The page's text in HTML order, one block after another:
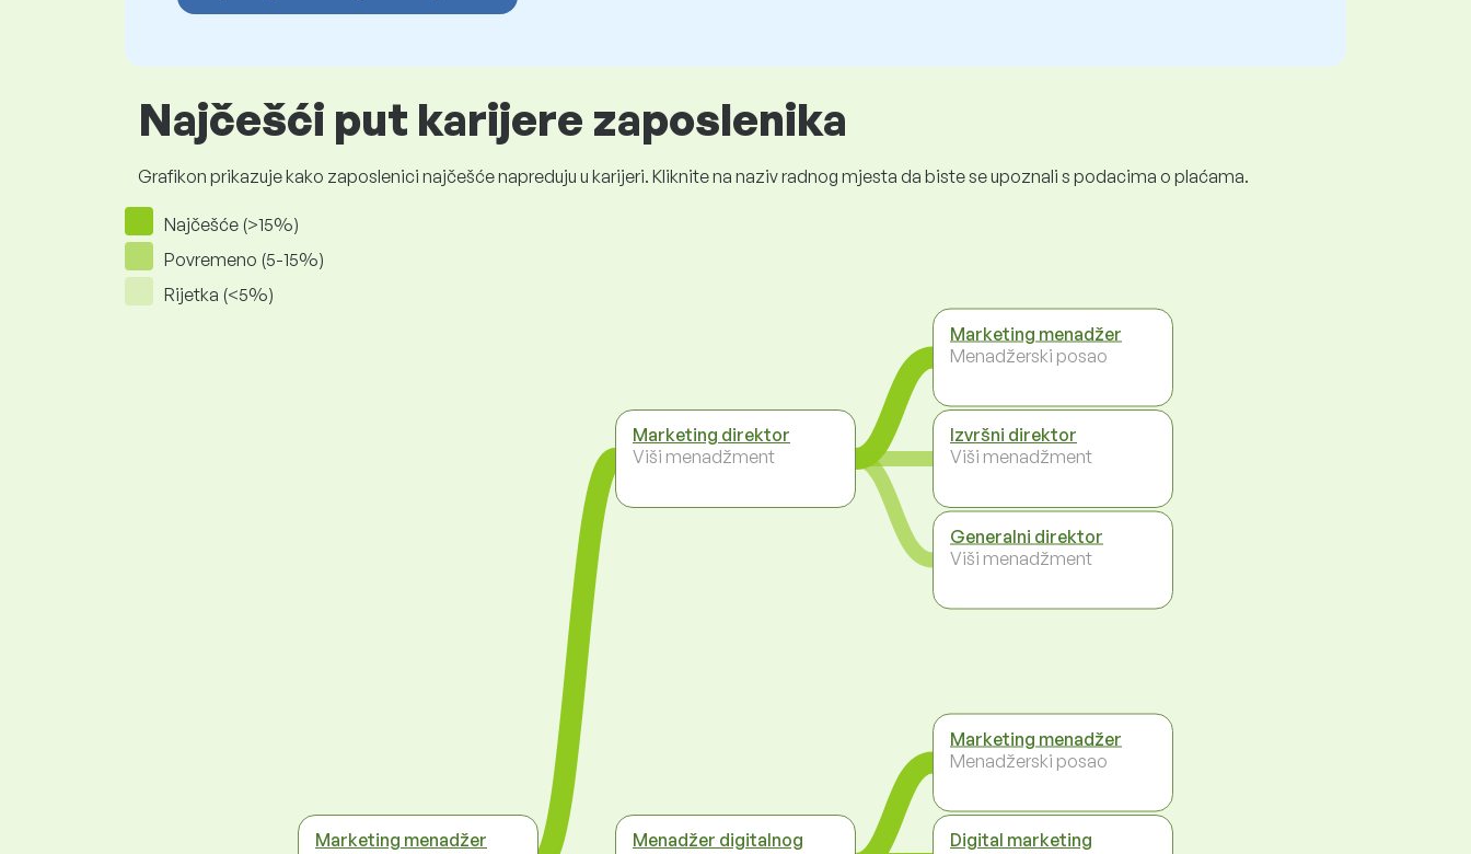
Najčešći put karijere zaposlenika
Grafikon prikazuje kako zaposlenici najčešće napreduju u karijeri. Kliknite na naziv radnog mjesta da biste se upoznali s podacima o plaćama.
Najčešće (>15%)
Povremeno (5-15%)
Rijetka (<5%)
Marketing menadžer
Marketing direktor
Viši menadžment
Menadžer digitalnog
Marketing menadžer
Menadžerski posao
Izvršni direktor
Viši menadžment
Generalni direktor
Viši menadžment
Marketing menadžer
Menadžerski posao
Digital marketing